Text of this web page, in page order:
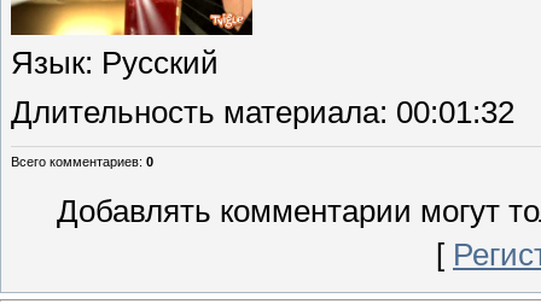
Язык: Русский
Длительность материала: 00:01:32
Всего комментариев: 0
Добавлять комментарии могут
[